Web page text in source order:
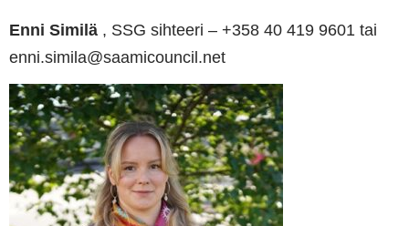
Enni Similä , SSG sihteeri – +358 40 419 9601 tai
enni.simila@saamicouncil.net